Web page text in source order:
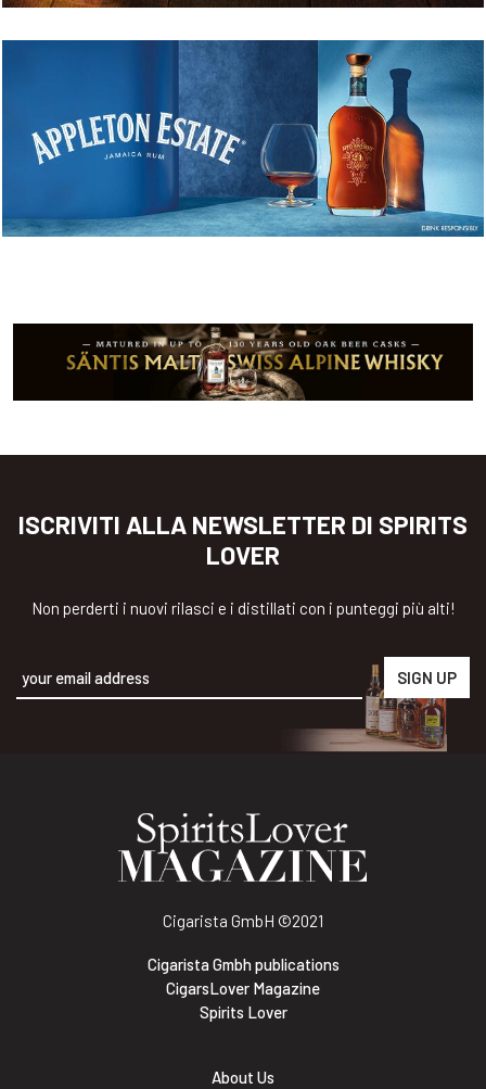
ISCRIVITI ALLA NEWSLETTER DI SPIRITS
LOVER
Non perderti i nuovi rilasci e i distillati con i punteggi più alti!
Cigarista GmbH ©2021
Cigarista Gmbh publications
CigarsLover Magazine
Spirits Lover
About Us